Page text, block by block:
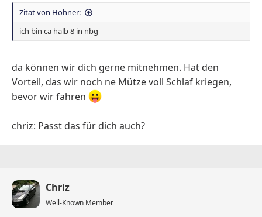
d
T
e
a
s
g
s
d
a
u
Zitat von Hohner:
ich bin ca halb 8 in nbg
da können wir dich gerne mitnehmen. Hat den
Vorteil, das wir noch ne Mütze voll Schlaf kriegen,
bevor wir fahren
chriz: Passt das für dich auch?
Chriz
Well-Known Member